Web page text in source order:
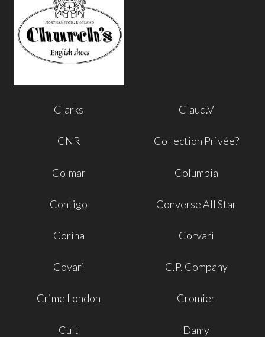
Clarks Claud.V
CNR Collection Privée?
Colmar Columbia
Contigo Converse All Star
Corina Corvari
Covari C.P. Company
Crime London Cromier
Cult Damy